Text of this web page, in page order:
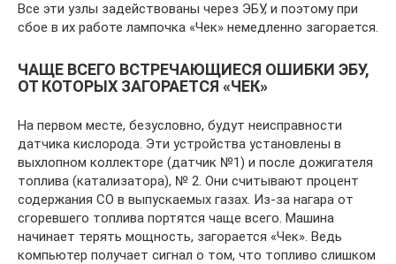
Все эти узлы задействованы через ЭБУ, и поэтому при
сбое в их работе лампочка «Чек» немедленно загорается.
ЧАЩЕ ВСЕГО ВСТРЕЧАЮЩИЕСЯ ОШИБКИ ЭБУ,
ОТ КОТОРЫХ ЗАГОРАЕТСЯ «ЧЕК»
На первом месте, безусловно, будут неисправности
датчика кислорода. Эти устройства установлены в
выхлопном коллекторе (датчик №1) и после дожигателя
топлива (катализатора), № 2. Они считывают процент
содержания СО в выпускаемых газах. Из-за нагара от
сгоревшего топлива портятся чаще всего. Машина
начинает терять мощность, загорается «Чек». Ведь
компьютер получает сигнал о том, что топливо слишком